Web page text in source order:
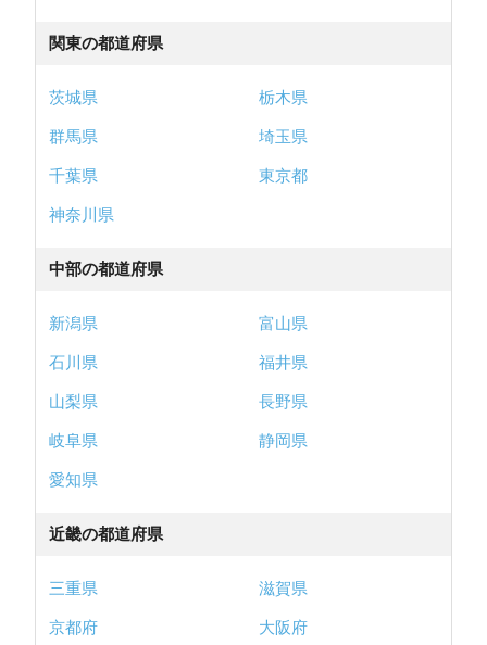
関東の都道府県
茨城県
栃木県
群馬県
埼玉県
千葉県
東京都
神奈川県
中部の都道府県
新潟県
富山県
石川県
福井県
山梨県
長野県
岐阜県
静岡県
愛知県
近畿の都道府県
三重県
滋賀県
京都府
大阪府